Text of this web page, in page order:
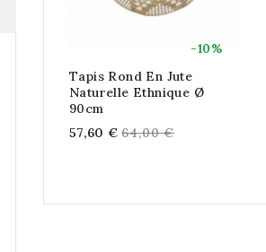
-10%
Tapis Rond En Jute
Naturelle Ethnique Ø
90cm
57,60 € Regular
64,00 €